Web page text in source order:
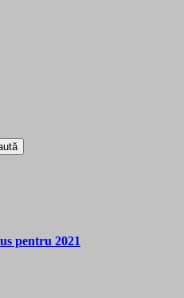
pentru 2021